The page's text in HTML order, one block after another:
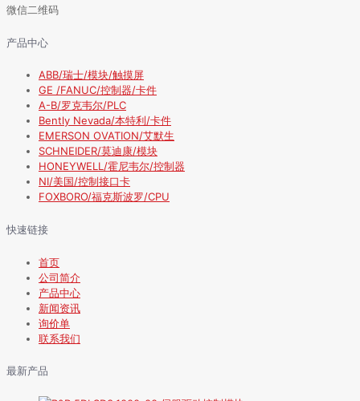
微信二维码
产品中心
ABB/瑞士/模块/触摸屏
GE /FANUC/控制器/卡件
A-B/罗克韦尔/PLC
Bently Nevada/本特利/卡件
EMERSON OVATION/艾默生
SCHNEIDER/莫迪康/模块
HONEYWELL/霍尼韦尔/控制器
NI/美国/控制接口卡
FOXBORO/福克斯波罗/CPU
快速链接
首页
公司简介
产品中心
新闻资讯
询价单
联系我们
最新产品